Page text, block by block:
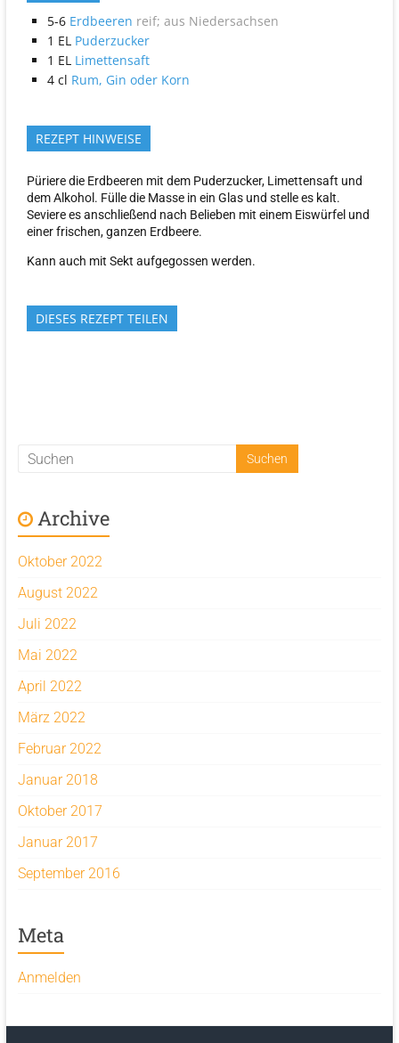
5-6 Erdbeeren reif; aus Niedersachsen
1 EL Puderzucker
1 EL Limettensaft
4 cl Rum, Gin oder Korn
REZEPT HINWEISE
Püriere die Erdbeeren mit dem Puderzucker, Limettensaft und
dem Alkohol. Fülle die Masse in ein Glas und stelle es kalt.
Seviere es anschließend nach Belieben mit einem Eiswürfel und
einer frischen, ganzen Erdbeere.
Kann auch mit Sekt aufgegossen werden.
DIESES REZEPT TEILEN
Archive
Oktober 2022
August 2022
Juli 2022
Mai 2022
April 2022
März 2022
Februar 2022
Januar 2018
Oktober 2017
Januar 2017
September 2016
Meta
Anmelden